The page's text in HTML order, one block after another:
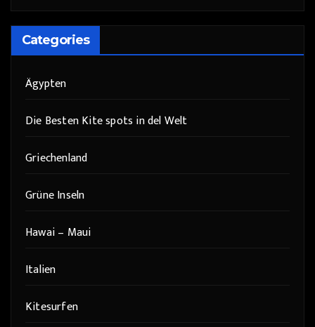
Categories
Ägypten
Die Besten Kite spots in del Welt
Griechenland
Grüne Inseln
Hawai – Maui
Italien
Kitesurfen